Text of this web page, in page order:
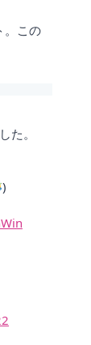
。この
た。
)